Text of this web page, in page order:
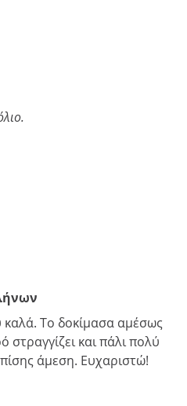
καλά. Το δοκίμασα αμέσως
στραγγίζει και πάλι πολύ
άμεση. Ευχαριστώ!